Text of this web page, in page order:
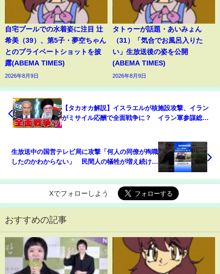
自宅プールでの水着姿に注目 辻
希美（39）、第5子・夢空ちゃん
とのプライベートショットを披
露(ABEMA TIMES)
2026年8月9日
タトゥーが話題・あいみょん
（31）「気合でお風呂入りた
い」生放送後の姿を公開
(ABEMA TIMES)
2026年8月9日
【タカオカ解説】イスラエルが核施設攻撃、イラン
がミサイル応酬で全面戦争に？ イラン軍参謀総長
生放送中の国営テレビ局に攻撃「何人の同僚が殉職
したのかわからない」 民間人の犠牲が増え続ける
Xでフォローしよう
おすすめの記事